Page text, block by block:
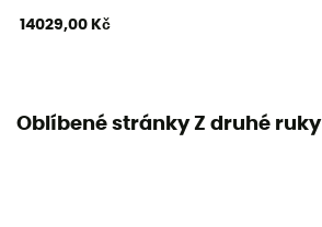
14029,00 Kč
Oblíbené stránky Z druhé ruky